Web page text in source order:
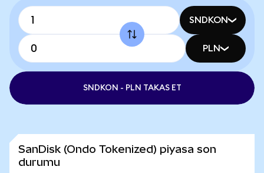
SNDKON
PLN
SNDKON - PLN TAKAS ET
SanDisk (Ondo Tokenized) piyasa son
durumu